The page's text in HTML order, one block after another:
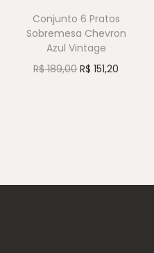
Conjunto 6 Pratos
Sobremesa Chevron
Azul Vintage
R$189,00 R$ 151,20